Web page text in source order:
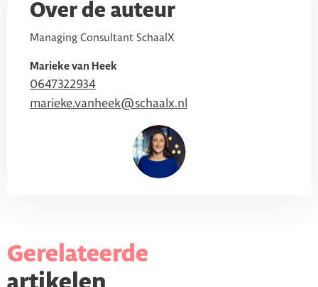
Over de auteur
Managing Consultant SchaalX
Marieke van Heek
0647322934
marieke.vanheek@schaalx.nl
Gerelateerde